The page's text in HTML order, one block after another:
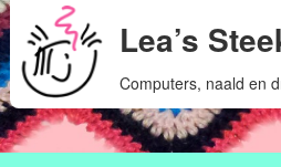
Lea’s
Computers, naald en